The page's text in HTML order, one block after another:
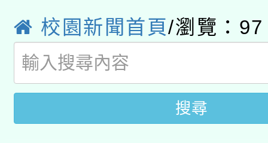
案。
招)
暨閱讀推動專業研習
科技賦能─人工智慧
礎課程
A3數位素養講師名單
校園新聞首頁/瀏覽：97
搜尋